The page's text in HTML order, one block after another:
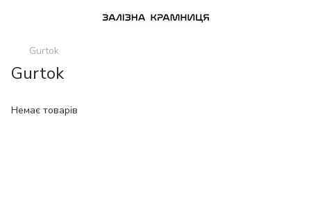
Gurtok
Gurtok
Немає товарів